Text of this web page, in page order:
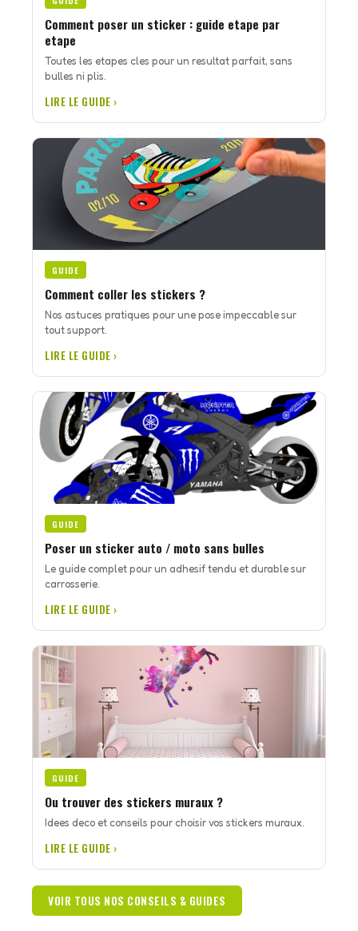
Comment poser un sticker : guide etape par
etape
Toutes les etapes cles pour un resultat parfait, sans
bulles ni plis.
LIRE LE GUIDE ›
GUIDE
Comment coller les stickers ?
Nos astuces pratiques pour une pose impeccable sur
tout support.
LIRE LE GUIDE ›
GUIDE
Poser un sticker auto / moto sans bulles
Le guide complet pour un adhesif tendu et durable sur
carrosserie.
LIRE LE GUIDE ›
GUIDE
Ou trouver des stickers muraux ?
Idees deco et conseils pour choisir vos stickers muraux.
LIRE LE GUIDE ›
VOIR TOUS NOS CONSEILS & GUIDES